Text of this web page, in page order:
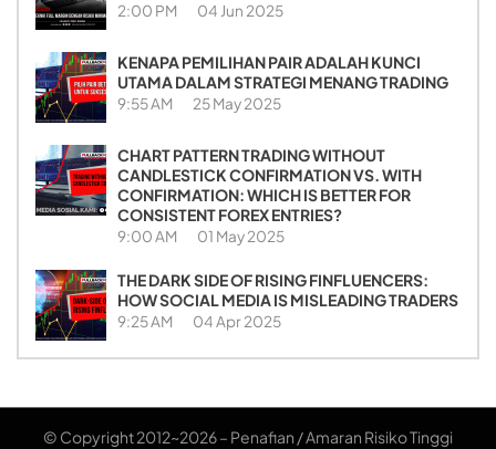
2:00 PM 04 Jun 2025
KENAPA PEMILIHAN PAIR ADALAH KUNCI
UTAMA DALAM STRATEGI MENANG TRADING
9:55 AM 25 May 2025
CHART PATTERN TRADING WITHOUT
CANDLESTICK CONFIRMATION VS. WITH
CONFIRMATION: WHICH IS BETTER FOR
CONSISTENT FOREX ENTRIES?
9:00 AM 01 May 2025
THE DARK SIDE OF RISING FINFLUENCERS:
HOW SOCIAL MEDIA IS MISLEADING TRADERS
9:25 AM 04 Apr 2025
© Copyright 2012~2026 – Penafian / Amaran Risiko Tinggi